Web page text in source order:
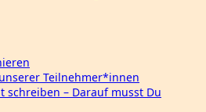
Teilnehmer*innen
schreiben – Darauf musst Du